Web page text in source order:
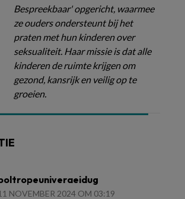
Bespreekbaar' opgericht, waarmee
ze ouders ondersteunt bij het
praten met hun kinderen over
seksualiteit. Haar missie is dat alle
kinderen de ruimte krijgen om
gezond, kansrijk en veilig op te
groeien.
NOVEMBER 2024 OM 03:19